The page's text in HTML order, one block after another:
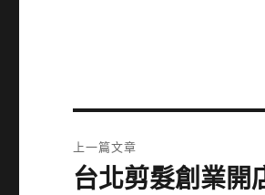
章
上一篇文章
上
台北剪髮創業開